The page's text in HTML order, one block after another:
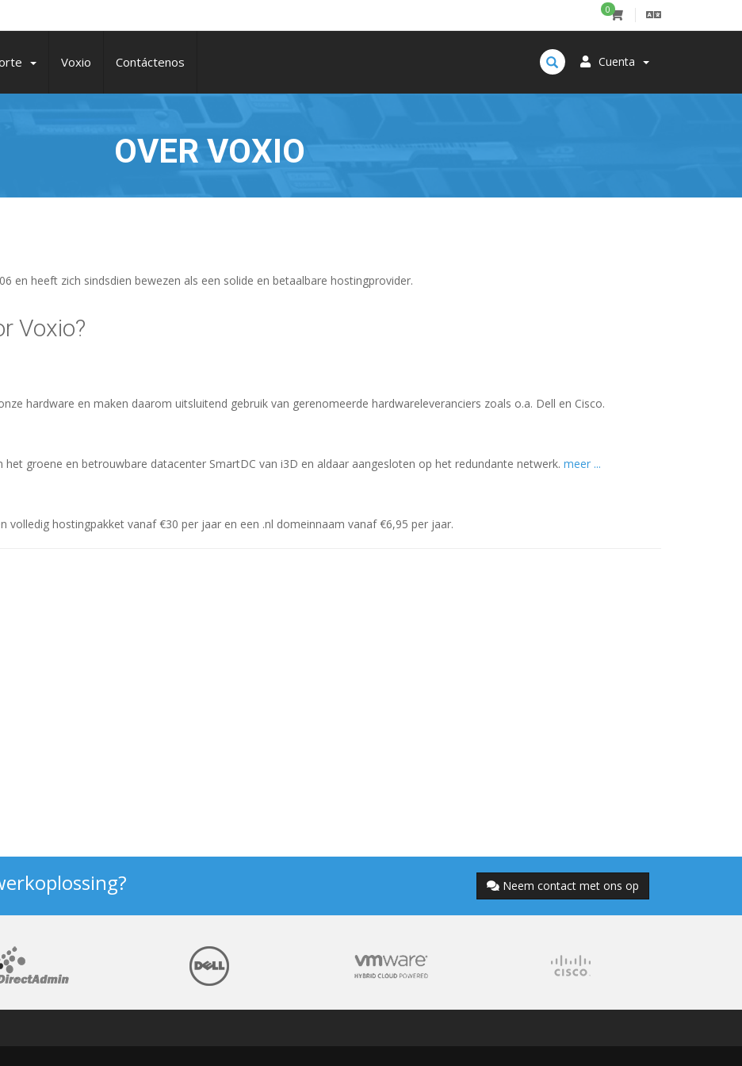
0
Cuenta
Voxio Contáctenos
OVER VOXIO
en heeft zich sindsdien bewezen als een solide en betaalbare hostingprovider.
Voxio?
hardware en maken daarom uitsluitend gebruik van gerenomeerde hardwareleveranciers zoals o.a. Dell en Cisco.
groene en betrouwbare datacenter SmartDC van i3D en aldaar aangesloten op het redundante netwerk. meer ...
hostingpakket vanaf €30 per jaar en een .nl domeinnaam vanaf €6,95 per jaar.
Neem contact met ons op